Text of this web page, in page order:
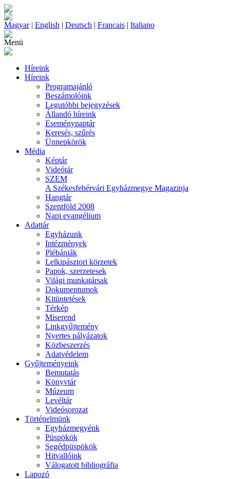
Magyar| English | Deutsch | Francais | Italiano
Menü
Híreink
Híreink
Programajánló
Beszámolóink
Legutóbbi bejegyzések
Állandó híreink
Eseménynaptár
Keresés, szűrés
Ünnepkörök
Média
Képtár
Videótár
SZEM
A Székesfehérvári Egyházmegye Magazinja
Hangtár
Szentföld 2008
Napi evangélium
Adattár
Egyházunk
Intézmények
Plébániák
Lelkipásztori körzetek
Papok, szerzetesek
Világi munkatársak
Dokumentumok
Kitüntetések
Térkép
Miserend
Linkgyűjtemény
Nyertes pályázatok
Közbeszerzés
Adatvédelem
Gyűjteményeink
Bemutatás
Könyvtár
Múzeum
Levéltár
Videósorozat
Történelmünk
Egyházmegyénk
Püspökök
Segédpüspökök
Hitvallóink
Válogatott bibliográfia
Lapozó